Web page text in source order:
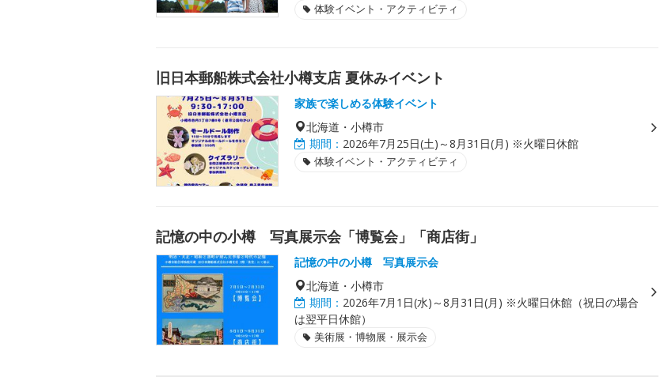
体験イベント・アクティビティ
旧日本郵船株式会社小樽支店 夏休みイベント
家族で楽しめる体験イベント
北海道・小樽市
期間： 2026年7月25日(土)～8月31日(月) ※火曜日休館
体験イベント・アクティビティ
記憶の中の小樽 写真展示会「博覧会」「商店街」
記憶の中の小樽 写真展示会
北海道・小樽市
期間： 2026年7月1日(水)～8月31日(月) ※火曜日休館（祝日の場合
は翌平日休館）
美術展・博物展・展示会